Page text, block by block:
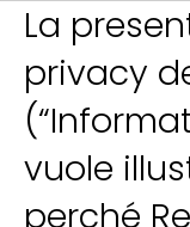
La
privacy
vuole
perché